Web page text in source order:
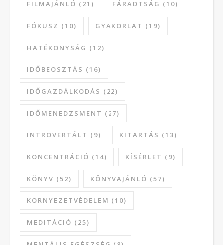
FILMAJÁNLÓ (21) FÁRADTSÁG (10)
FÓKUSZ (10) GYAKORLAT (19)
HATÉKONYSÁG (12)
IDŐBEOSZTÁS (16)
IDŐGAZDÁLKODÁS (22)
IDŐMENEDZSMENT (27)
INTROVERTÁLT (9) KITARTÁS (13)
KONCENTRÁCIÓ (14) KÍSÉRLET (9)
KÖNYV (52) KÖNYVAJÁNLÓ (57)
KÖRNYEZETVÉDELEM (10)
MEDITÁCIÓ (25)